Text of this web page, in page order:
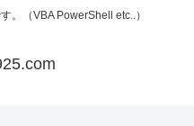
。（VBA PowerShell etc..）